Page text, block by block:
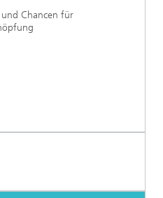
Chancen für